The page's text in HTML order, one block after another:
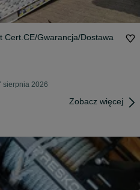
Cert.CE/Gwarancja/Dostawa
sierpnia 2026
Zobacz więcej